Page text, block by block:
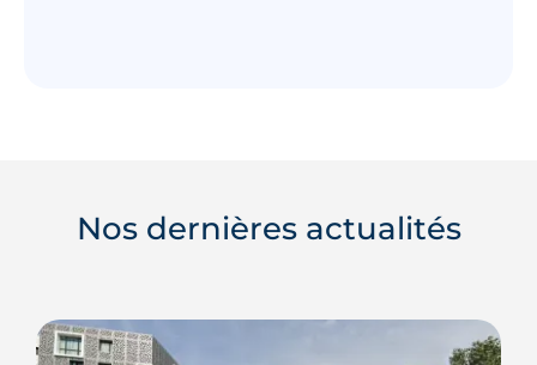
Nos dernières actualités